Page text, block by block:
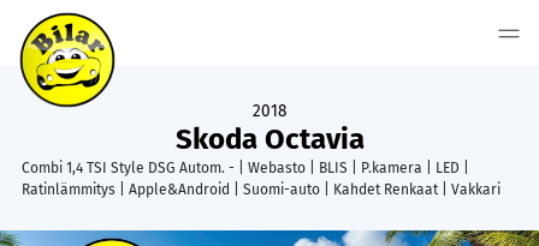
Skoda Octavia
2018
Combi 1,4 TSI Style DSG Autom. - | Webasto | BLIS | P.kamera | LED |
Ratinlämmitys | Apple&Android | Suomi-auto | Kahdet Renkaat | Vakkari